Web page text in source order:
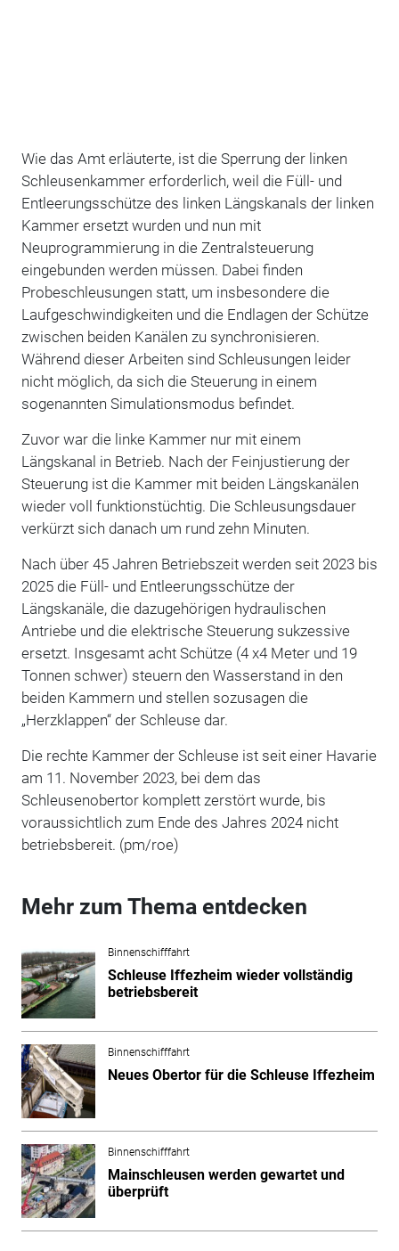
Wie das Amt erläuterte, ist die Sperrung der linken
Schleusenkammer erforderlich, weil die Füll- und
Entleerungsschütze des linken Längskanals der linken
Kammer ersetzt wurden und nun mit
Neuprogrammierung in die Zentralsteuerung
eingebunden werden müssen. Dabei finden
Probeschleusungen statt, um insbesondere die
Laufgeschwindigkeiten und die Endlagen der Schütze
zwischen beiden Kanälen zu synchronisieren.
Während dieser Arbeiten sind Schleusungen leider
nicht möglich, da sich die Steuerung in einem
sogenannten Simulationsmodus befindet.
Zuvor war die linke Kammer nur mit einem
Längskanal in Betrieb. Nach der Feinjustierung der
Steuerung ist die Kammer mit beiden Längskanälen
wieder voll funktionstüchtig. Die Schleusungsdauer
verkürzt sich danach um rund zehn Minuten.
Nach über 45 Jahren Betriebszeit werden seit 2023 bis
2025 die Füll- und Entleerungsschütze der
Längskanäle, die dazugehörigen hydraulischen
Antriebe und die elektrische Steuerung sukzessive
ersetzt. Insgesamt acht Schütze (4 x4 Meter und 19
Tonnen schwer) steuern den Wasserstand in den
beiden Kammern und stellen sozusagen die
„Herzklappen“ der Schleuse dar.
Die rechte Kammer der Schleuse ist seit einer Havarie
am 11. November 2023, bei dem das
Schleusenobertor komplett zerstört wurde, bis
voraussichtlich zum Ende des Jahres 2024 nicht
betriebsbereit. (pm/roe)
Mehr zum Thema entdecken
Binnenschifffahrt
Schleuse Iffezheim wieder vollständig
betriebsbereit
Binnenschifffahrt
Neues Obertor für die Schleuse Iffezheim
Binnenschifffahrt
Mainschleusen werden gewartet und
überprüft